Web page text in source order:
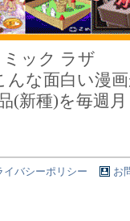
ック ラザ
んな面白い漫
(新種)を毎週
イバシーポリシー お